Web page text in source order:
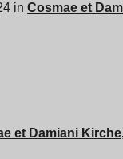
in Cosmae et
et Damiani